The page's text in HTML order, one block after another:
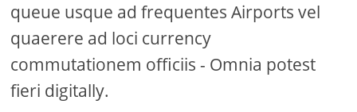
queue usque ad frequentes Airports vel
quaerere ad loci currency
commutationem officiis - Omnia potest
fieri digitally.